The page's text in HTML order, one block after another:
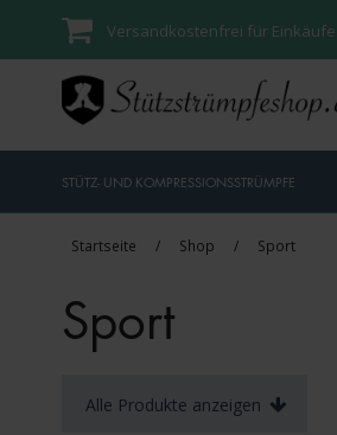
Versandkostenfrei für Einkäufe
STÜTZ- UND KOMPRESSIONSSTRÜMPFE
Startseite / Shop / Sport
Sport
Alle Produkte anzeigen